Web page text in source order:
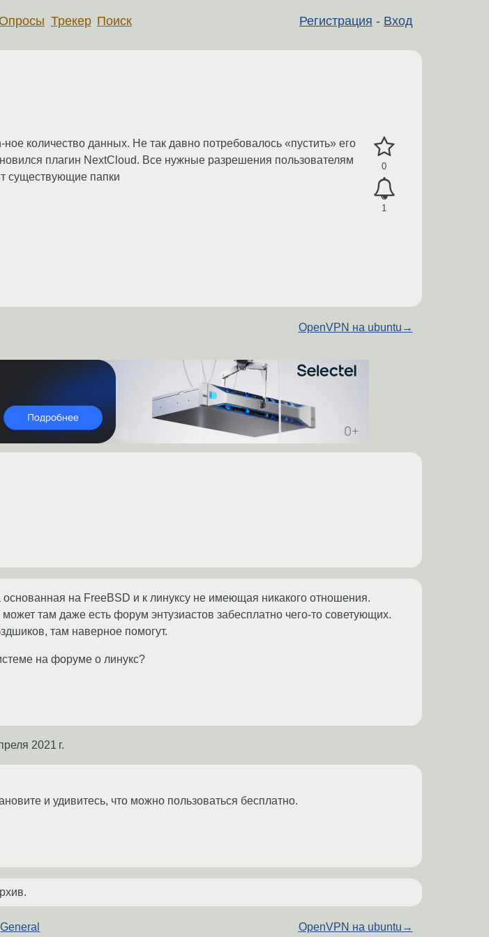
Регистрация - Вход
Опросы Трекер Поиск
0
1
количество данных. Не так давно потребовалось «пустить» его
плагин NextCloud. Все нужные разрешения пользователям
существующие папки
OpenVPN на ubuntu →
на FreeBSD и к линуксу не имеющая никакого отношения.
там даже есть форум энтузиастов забесплатно чего-то советующих.
там наверное помогут.
на форуме о линукс?
2021 г.
и удивитесь, что можно пользоваться бесплатно.
General OpenVPN на ubuntu →